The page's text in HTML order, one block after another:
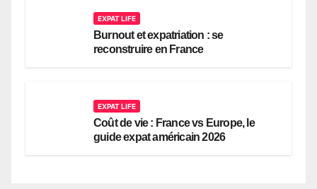
EXPAT LIFE
Burnout et expatriation : se
reconstruire en France
EXPAT LIFE
Coût de vie : France vs Europe, le
guide expat américain 2026